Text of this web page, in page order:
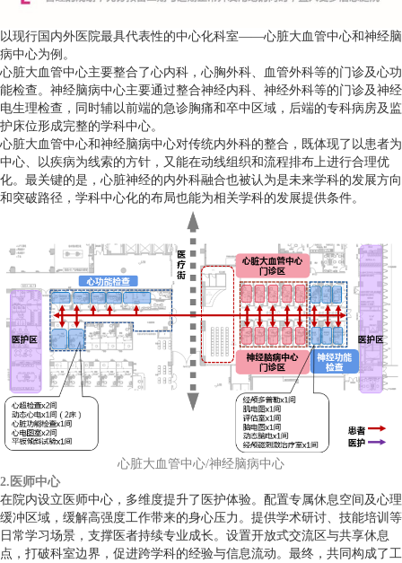
以现行国内外医院最具代表性的中心化科室——心脏大血管中心和神经脑
病中心为例。
心脏大血管中心主要整合了心内科，心胸外科、血管外科等的门诊及心功
能检查。神经脑病中心主要通过整合神经内科、神经外科等的门诊及神经
电生理检查，同时辅以前端的急诊胸痛和卒中区域，后端的专科病房及监
护床位形成完整的学科中心。
心脏大血管中心和神经脑病中心对传统内外科的整合，既体现了以患者为
中心、以疾病为线索的方针，又能在动线组织和流程排布上进行合理优
化。最关键的是，心脏神经的内外科融合也被认为是未来学科的发展方向
和突破路径，学科中心化的布局也能为相关学科的发展提供条件。
心脏大血管中心/神经脑病中心
2.医师中心
在院内设立医师中心，多维度提升了医护体验。配置专属休息空间及心理
缓冲区域，缓解高强度工作带来的身心压力。提供学术研讨、技能培训等
日常学习场景，支撑医者持续专业成长。设置开放式交流区与共享休息
点，打破科室边界，促进跨学科的经验与信息流动。最终，共同构成了工